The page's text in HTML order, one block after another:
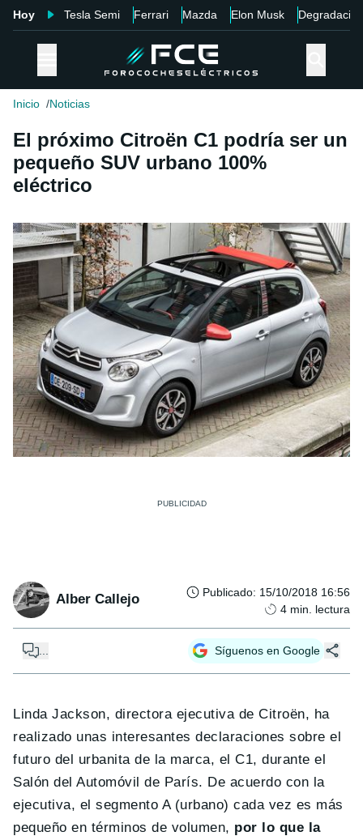
Hoy Tesla Semi Ferrari Mazda Elon Musk Degradación
Inicio Noticias
El próximo Citroën C1 podría ser un
pequeño SUV urbano 100%
eléctrico
Alber Callejo Publicado: 15/10/2018 16:56
4 min. lectura
Síguenos en Google
Linda Jackson, directora ejecutiva de Citroën, ha
realizado unas interesantes declaraciones sobre el
futuro del urbanita de la marca, el C1, durante el
Salón del Automóvil de París. De acuerdo con la
ejecutiva, el segmento A (urbano) cada vez es más
pequeño en términos de volumen, por lo que la